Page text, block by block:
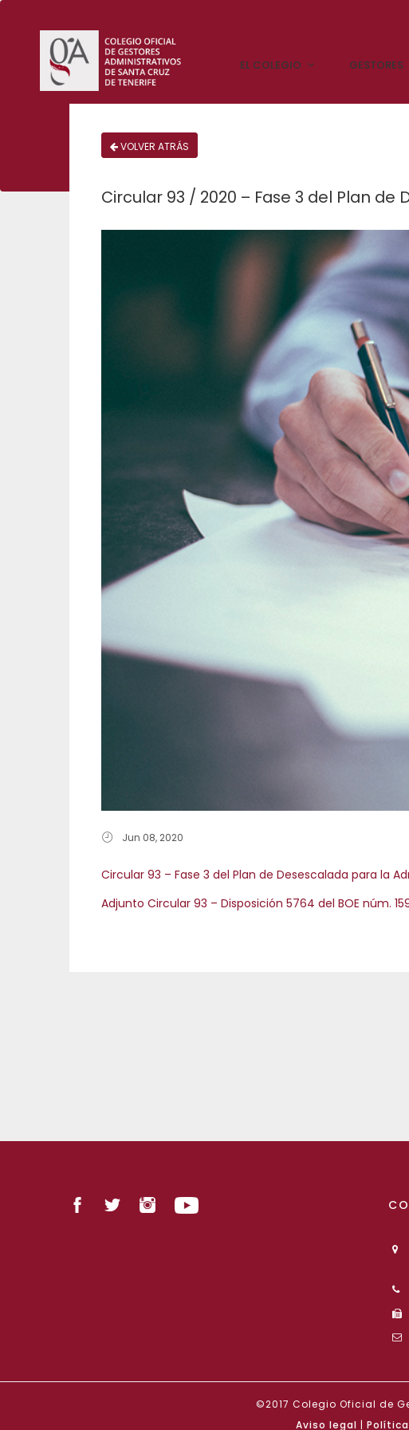
EL COLEGIO GESTORES
VOLVER ATRÁS
Circular 93 / 2020 – Fase 3 del Plan
Jun 08, 2020
Circular 93 – Fase 3 del Plan de Desescalada para la
Adjunto Circular 93 – Disposición 5764 del BOE núm.
©2017 Colegio Oficial de
Aviso legal |